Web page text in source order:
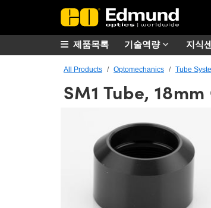
기술역량 지식
제품목록
All Products Optomechanics Tube
SM1 Tube,